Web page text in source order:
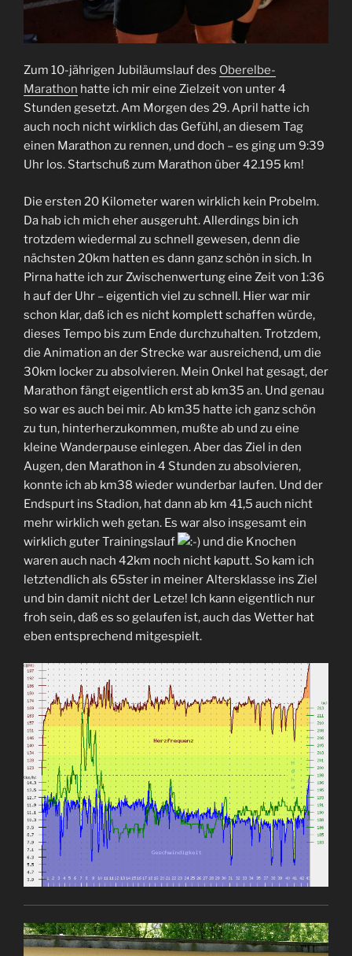
Zum 10-jährigen Jubiläumslauf des Oberelbe-
Marathon hatte ich mir eine Zielzeit von unter 4
Stunden gesetzt. Am Morgen des 29. April hatte ich
auch noch nicht wirklich das Gefühl, an diesem Tag
einen Marathon zu rennen, und doch – es ging um 9:39
Uhr los. Startschuß zum Marathon über 42.195 km!
Die ersten 20 Kilometer waren wirklich kein Probelm.
Da hab ich mich eher ausgeruht. Allerdings bin ich
trotzdem wiedermal zu schnell gewesen, denn die
nächsten 20km hatten es dann ganz schön in sich. In
Pirna hatte ich zur Zwischenwertung eine Zeit von 1:36
h auf der Uhr – eigentich viel zu schnell. Hier war mir
schon klar, daß ich es nicht komplett schaffen würde,
dieses Tempo bis zum Ende durchzuhalten. Trotzdem,
die Animation an der Strecke war ausreichend, um die
30km locker zu absolvieren. Mein Onkel hat gesagt, der
Marathon fängt eigentlich erst ab km35 an. Und genau
so war es auch bei mir. Ab km35 hatte ich ganz schön
zu tun, hinterherzukommen, mußte ab und zu eine
kleine Wanderpause einlegen. Aber das Ziel in den
Augen, den Marathon in 4 Stunden zu absolvieren,
konnte ich ab km38 wieder wunderbar laufen. Und der
Endspurt ins Stadion, hat dann ab km 41,5 auch nicht
mehr wirklich weh getan. Es war also insgesamt ein
wirklich guter Trainingslauf
und die Knochen
waren auch nach 42km noch nicht kaputt. So kam ich
letztendlich als 65ster in meiner Altersklasse ins Ziel
und bin damit nicht der Letze! Ich kann eigentlich nur
froh sein, daß es so gelaufen ist, auch das Wetter hat
eben entsprechend mitgespielt.